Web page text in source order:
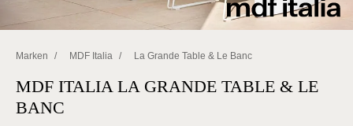
Marken / MDF Italia / La Grande Table & Le Banc
MDF ITALIA LA GRANDE TABLE & LE
BANC